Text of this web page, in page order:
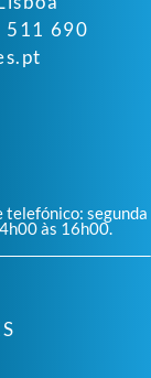
511 690
telefónico: segunda
às 16h00.